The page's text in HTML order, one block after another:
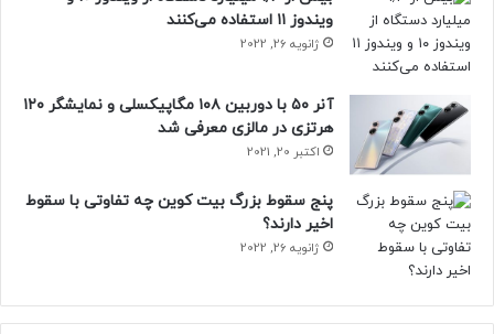
ویندوز ۱۱ استفاده می‌کنند
ژانویه 26, 2022
آنر ۵۰ با دوربین ۱۰۸ مگاپیکسلی و نمایشگر ۱۲۰
هرتزی در مالزی معرفی شد
اکتبر 20, 2021
پنج سقوط بزرگ بیت کوین چه تفاوتی با سقوط
اخیر دارند؟
ژانویه 26, 2022